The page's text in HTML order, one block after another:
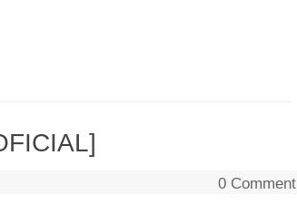
0 Comment